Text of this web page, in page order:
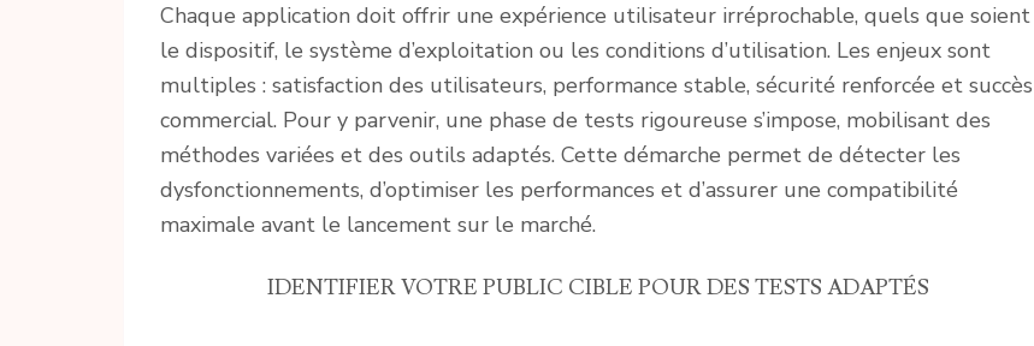
Chaque application doit offrir une expérience utilisateur irréprochable, quels que soient
le dispositif, le système d’exploitation ou les conditions d’utilisation. Les enjeux sont
multiples : satisfaction des utilisateurs, performance stable, sécurité renforcée et succès
commercial. Pour y parvenir, une phase de tests rigoureuse s’impose, mobilisant des
méthodes variées et des outils adaptés. Cette démarche permet de détecter les
dysfonctionnements, d’optimiser les performances et d’assurer une compatibilité
maximale avant le lancement sur le marché.
IDENTIFIER VOTRE PUBLIC CIBLE POUR DES TESTS ADAPTÉS